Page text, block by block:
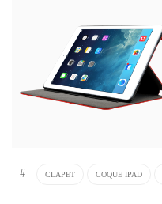
# CLAPET COQUE IPAD